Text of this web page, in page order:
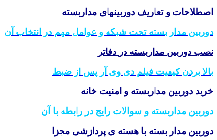
اصطلاحات و تعاریف دوربینهای مداربسته
دوربین مدار بسته تحت شبکه و عوامل مهم در انتخاب آن
نصب دوربین مداربسته در دفاتر
بالا بردن کیفیت فیلم دی وی آر پس از ضبط
خرید دوربین مداربسته و امنیت خانه
دوربین مداربسته و سوالات رایج در رابطه با آن
دوربین مدار بسته با هسته ی پردازشی مجزا